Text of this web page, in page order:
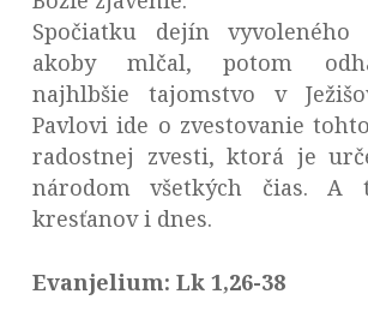
Spočiatku dejín vyvoleného
akoby mlčal, potom
najhlbšie tajomstvo v
Pavlovi ide o zvestovanie
radostnej zvesti, ktorá je
národom všetkých čias.
kresťanov i dnes.
Evanjelium: Lk 1,26-38